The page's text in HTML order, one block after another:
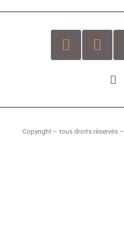
Copyright – tous droits réservés –